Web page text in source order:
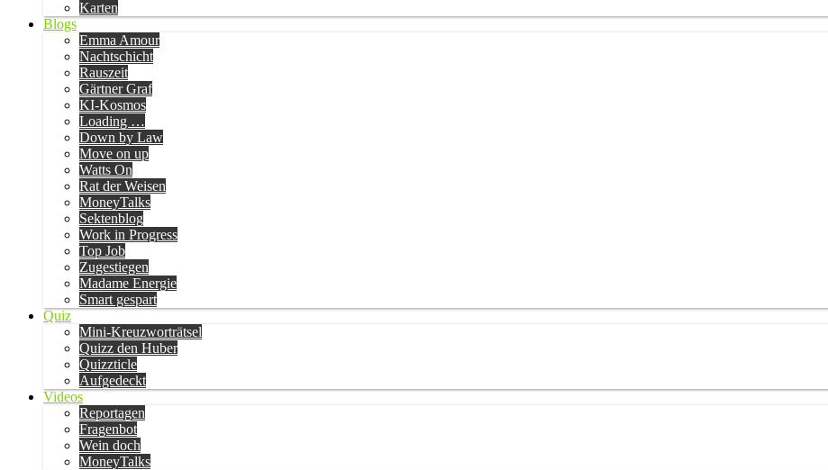
Karten
Blogs
Emma Amour
Nachtschicht
Rauszeit
Gärtner Graf
KI-Kosmos
Loading …
Down by Law
Move on up
Watts On
Rat der Weisen
MoneyTalks
Sektenblog
Work in Progress
Top Job
Zugestiegen
Madame Energie
Smart gespart
Quiz
Mini-Kreuzworträtsel
Quizz den Huber
Quizzticle
Aufgedeckt
Videos
Reportagen
Fragenbot
Wein doch
MoneyTalks